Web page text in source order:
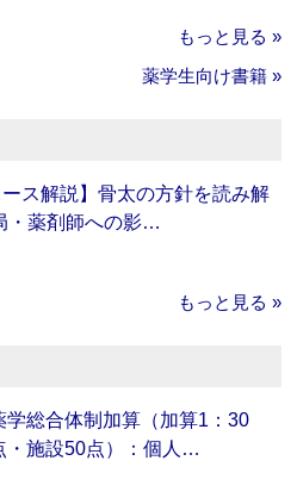
もっと見る »
薬学生向け書籍 »
ース解説】骨太の方針を読み解
・薬剤師への影…
もっと見る »
学総合体制加算（加算1：30
・施設50点）：個人…